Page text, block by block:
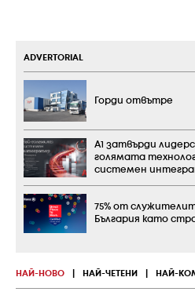
НАЙ-НОВО НАЙ-ЧЕТЕНИ НАЙ-
ADVERTORIAL
Горди отвътре
А1 затвърди
голямата
системен
75% от
България като